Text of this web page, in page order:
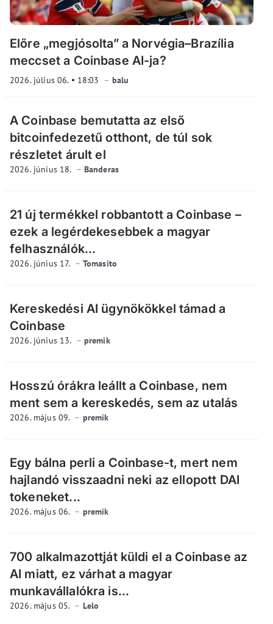
Előre „megjósolta” a Norvégia–Brazília
meccset a Coinbase AI-ja?
2026. július 06. 18:03 balu
A Coinbase bemutatta az első
bitcoinfedezetű otthont, de túl sok
részletet árult el
2026. június 18. Banderas
21 új termékkel robbantott a Coinbase –
ezek a legérdekesebbek a magyar
felhasználók...
2026. június 17. Tomasito
Kereskedési AI ügynökökkel támad a
Coinbase
2026. június 13. premik
Hosszú órákra leállt a Coinbase, nem
ment sem a kereskedés, sem az utalás
2026. május 09. premik
Egy bálna perli a Coinbase-t, mert nem
hajlandó visszaadni neki az ellopott DAI
tokeneket...
2026. május 06. premik
700 alkalmazottját küldi el a Coinbase az
AI miatt, ez várhat a magyar
munkavállalókra is...
2026. május 05. Lelo